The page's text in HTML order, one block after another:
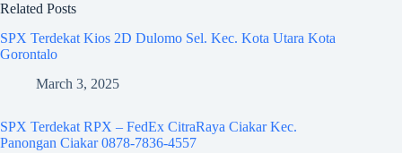
Related Posts
SPX Terdekat Kios 2D Dulomo Sel. Kec. Kota Utara Kota
Gorontalo
March 3, 2025
SPX Terdekat RPX – FedEx CitraRaya Ciakar Kec.
Panongan Ciakar 0878-7836-4557